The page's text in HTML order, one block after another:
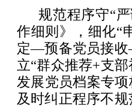
规范程序守“
作细则》，细化
定—预备党员接收
立“群众推荐+支
发展党员档案专
及时纠正程序不